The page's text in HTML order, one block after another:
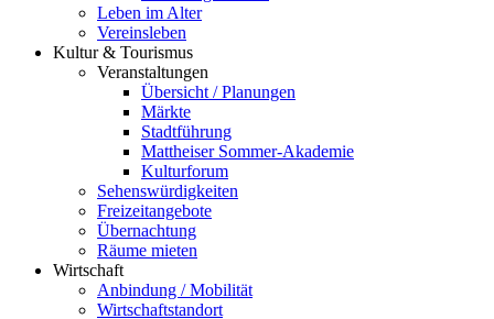
Leben im Alter
Vereinsleben
Kultur & Tourismus
Veranstaltungen
Übersicht / Planungen
Märkte
Stadtführung
Mattheiser Sommer-Akademie
Kulturforum
Sehenswürdigkeiten
Freizeitangebote
Übernachtung
Räume mieten
Wirtschaft
Anbindung / Mobilität
Wirtschaftstandort